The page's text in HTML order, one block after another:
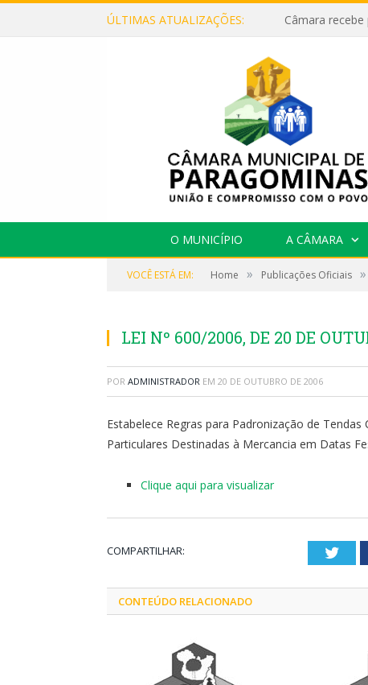
ÚLTIMAS ATUALIZAÇÕES:
O MUNICÍPIO A CÂMARA
VOCÊ ESTÁ EM: Home » Publicações Oficiais »
LEI Nº 600/2006, DE 20 DE
POR ADMINISTRADOR EM 20 DE OUTUBRO DE 2006
Estabelece Regras para Padronização de
Particulares Destinadas à Mercancia em Datas
Clique aqui para visualizar
COMPARTILHAR:
CONTEÚDO RELACIONADO